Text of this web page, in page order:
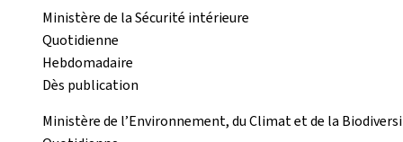
Ministère de la Sécurité intérieure
Quotidienne
Hebdomadaire
Dès publication
Ministère de l’Environnement, du Climat et de la